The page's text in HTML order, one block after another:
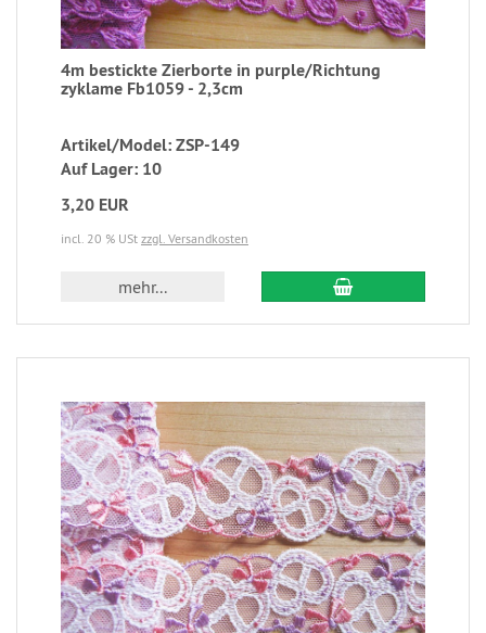
4m bestickte Zierborte in purple/Richtung
zyklame Fb1059 - 2,3cm
Artikel/Model: ZSP-149
Auf Lager: 10
3,20 EUR
incl. 20 % USt zzgl. Versandkosten
mehr...